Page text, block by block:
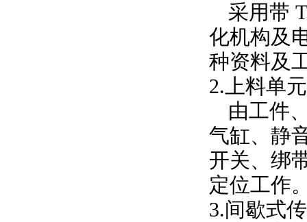
采用带
化机构及
种资料及
2.上料单元
由工件
气缸、静
开关、绑
定位工作
3.间歇式